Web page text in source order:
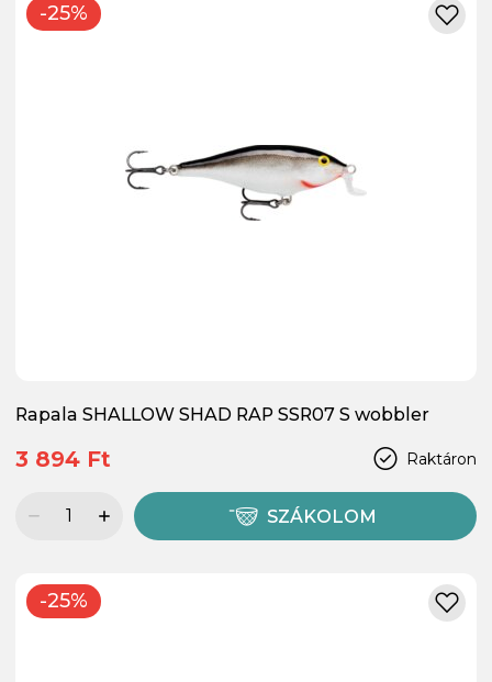
-25%
Rapala SHALLOW SHAD RAP SSR07 S wobbler
Raktáron
3 894 Ft
SZÁKOLOM
-25%